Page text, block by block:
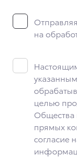
операционной
телефона
посетителя
для контакта,
следующие
накопление,
изменение),
уничтожение
обрабатывает
средств
3. Целью
осуществление
и
на
целью
Общества
прямых
согласие